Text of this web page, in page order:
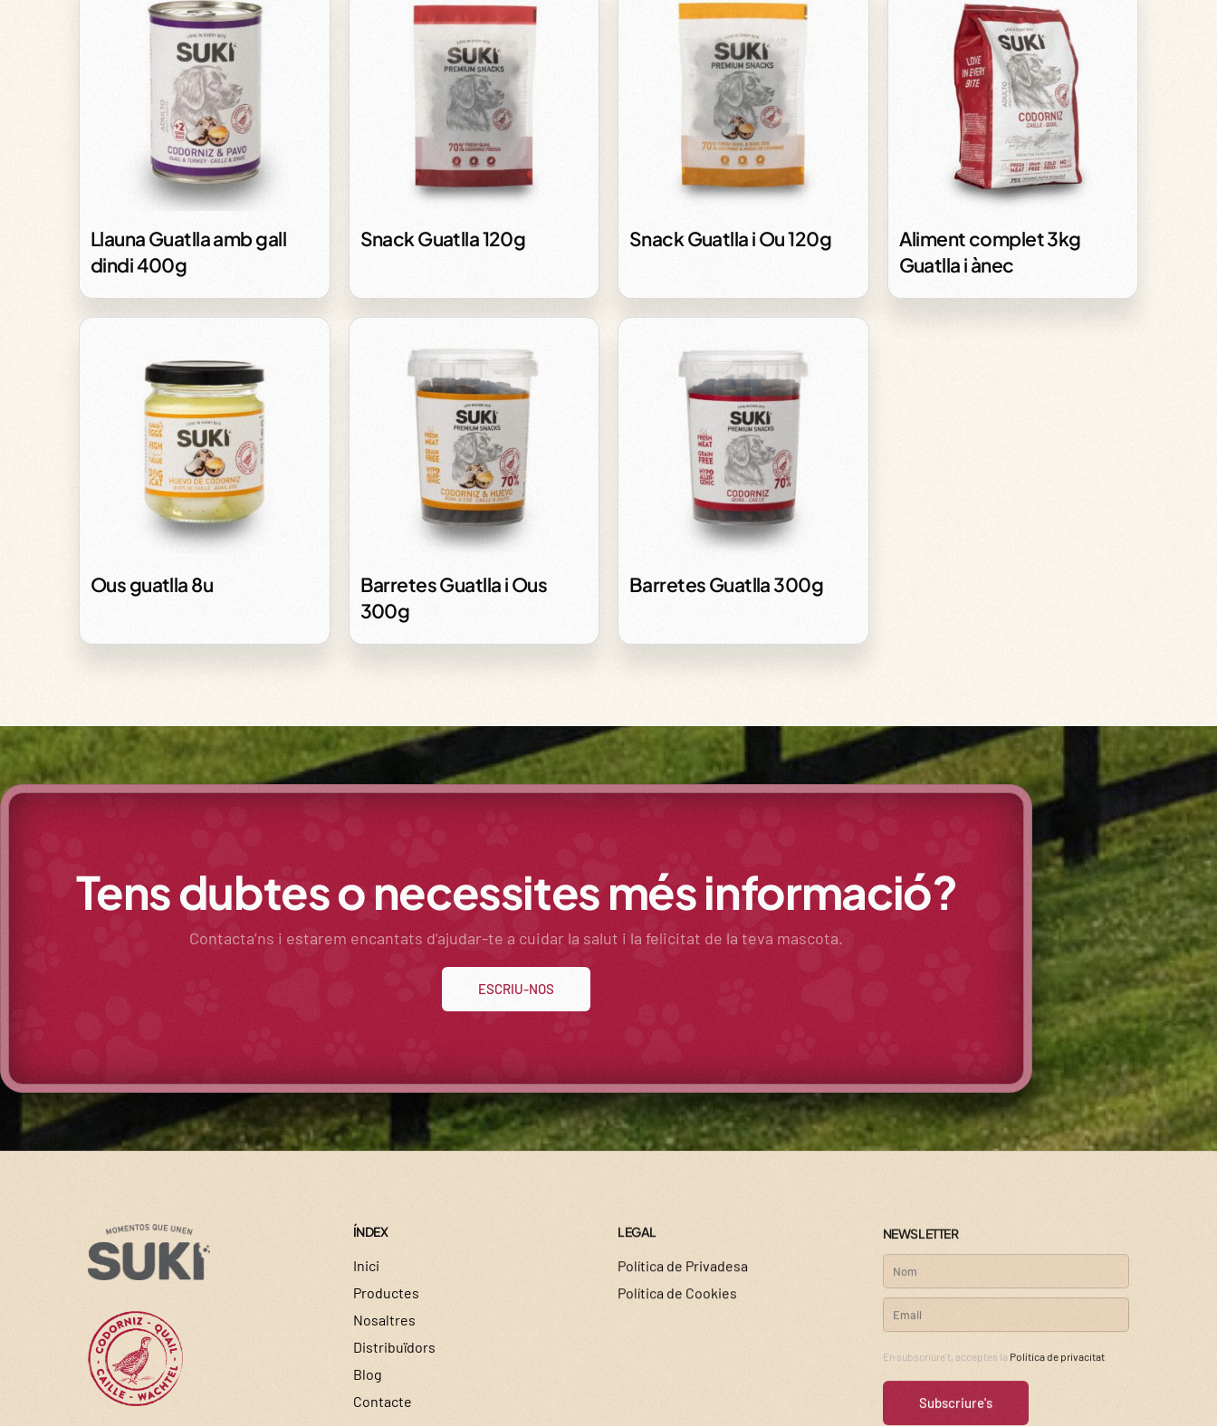
Llauna Guatlla amb gall
dindi 400g
Snack Guatlla 120g Snack Guatlla i Ou 120g
Aliment complet 3kg
Guatlla i ànec
Ous guatlla 8u
Barretes Guatlla i Ous
300g
Barretes Guatlla 300g
Tens dubtes o necessites més informació?
Contacta’ns i estarem encantats d’ajudar-te a cuidar la salut i la felicitat de la teva mascota.
ESCRIU-NOS
ÍNDEX
Inici
Productes
Nosaltres
Distribuïdors
Blog
Contacte
LEGAL
Política de Privadesa
Política de Cookies
NEWSLETTER
En subscriure't, acceptes la Política de privacitat.